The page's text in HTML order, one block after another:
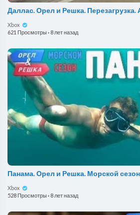
Даллас. Орел и Решка.
Xbox
621 Просмотры· 8 лет назад
Панама. Орел и Решка. Морской
Xbox
528 Просмотры· 8 лет назад